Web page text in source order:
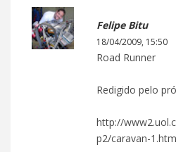
Felipe Bitu
18/04/2009, 15:50
Road Runner
Redigido pelo
http://
p2/caravan-1.htm